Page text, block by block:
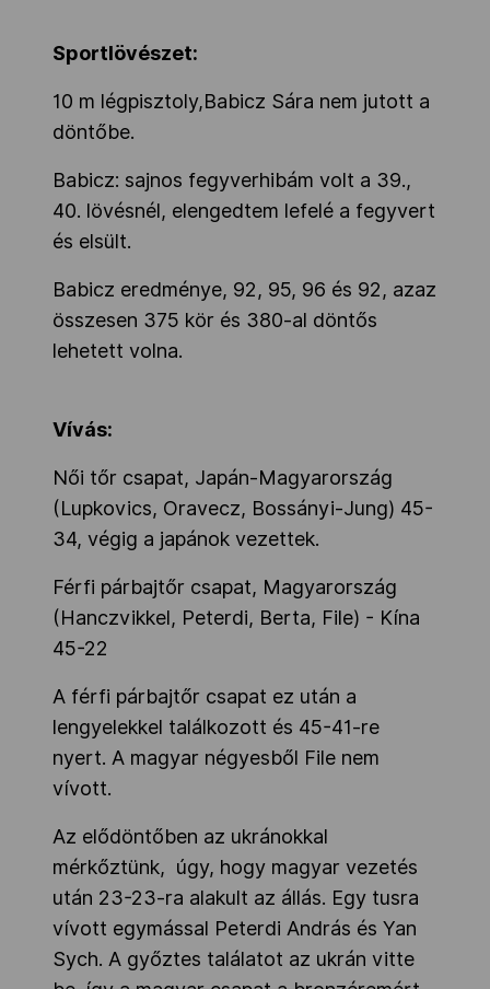
Sportlövészet:
10 m légpisztoly,Babicz Sára nem jutott a
döntőbe.
Babicz: sajnos fegyverhibám volt a 39.,
40. lövésnél, elengedtem lefelé a fegyvert
és elsült.
Babicz eredménye, 92, 95, 96 és 92, azaz
összesen 375 kör és 380-al döntős
lehetett volna.
Vívás:
Női tőr csapat, Japán-Magyarország
(Lupkovics, Oravecz, Bossányi-Jung) 45-
34, végig a japánok vezettek.
Férfi párbajtőr csapat, Magyarország
(Hanczvikkel, Peterdi, Berta, File) - Kína
45-22
A férfi párbajtőr csapat ez után a
lengyelekkel találkozott és 45-41-re
nyert. A magyar négyesből File nem
vívott.
Az elődöntőben az ukránokkal
mérkőztünk, úgy, hogy magyar vezetés
után 23-23-ra alakult az állás. Egy tusra
vívott egymással Peterdi András és Yan
Sych. A győztes találatot az ukrán vitte